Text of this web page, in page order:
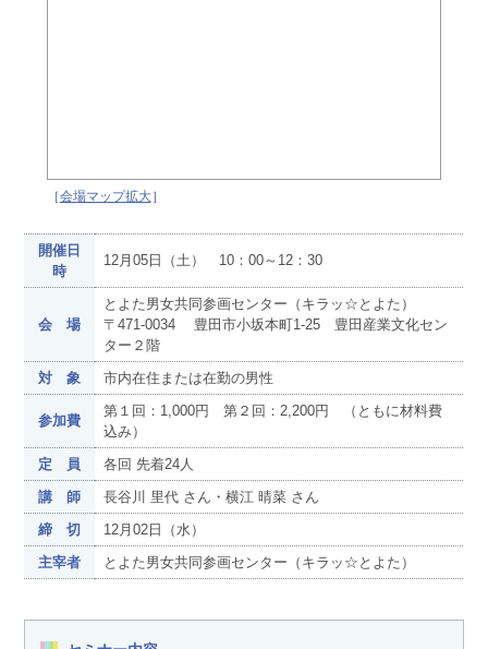
［会場マップ拡大］
開催日
時
12月05日（土） 10：00～12：30
会 場
とよた男女共同参画センター（キラッ☆とよた）
〒471-0034 豊田市小坂本町1-25 豊田産業文化セン
ター２階
対 象
市内在住または在勤の男性
参加費
第１回：1,000円 第２回：2,200円 （ともに材料費
込み）
定 員
各回 先着24人
講 師
長谷川 里代 さん・横江 晴菜 さん
締 切
12月02日（水）
主宰者
とよた男女共同参画センター（キラッ☆とよた）